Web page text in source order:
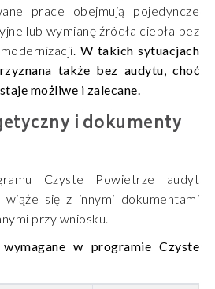
prace obejmują pojedyncze
lub wymianę źródła ciepła bez
W takich sytuacjach
także bez audytu, choć
możliwe i zalecane.
i dokumenty
Czyste Powietrze audyt
wiąże się z innymi dokumentami
przy wniosku.
w programie Czyste